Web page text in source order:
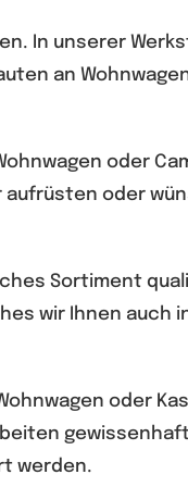
In unserer
an
oder
aufrüsten oder
Sortiment
wir Ihnen auch
oder
werden.